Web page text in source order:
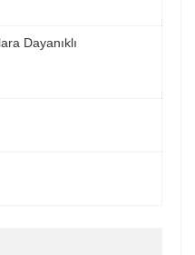
Dayanıklı